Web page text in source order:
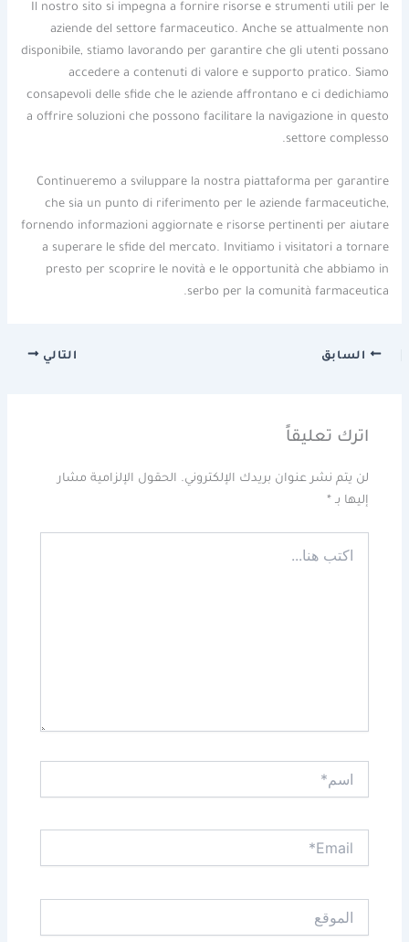
Il nostro sito si impegna a fornire risorse e strumenti utili per le
aziende del settore farmaceutico. Anche se attualmente non
disponibile, stiamo lavorando per garantire che gli utenti possano
accedere a contenuti di valore e supporto pratico. Siamo
consapevoli delle sfide che le aziende affrontano e ci dedichiamo
a offrire soluzioni che possono facilitare la navigazione in questo
settore complesso.
Continueremo a sviluppare la nostra piattaforma per garantire
che sia un punto di riferimento per le aziende farmaceutiche,
fornendo informazioni aggiornate e risorse pertinenti per aiutare
a superare le sfide del mercato. Invitiamo i visitatori a tornare
presto per scoprire le novità e le opportunità che abbiamo in
serbo per la comunità farmaceutica.
السابق التالي
اترك تعليقاً
لن يتم نشر عنوان بريدك الإلكتروني. الحقول الإلزامية مشار
إليها بـ*
هنا...